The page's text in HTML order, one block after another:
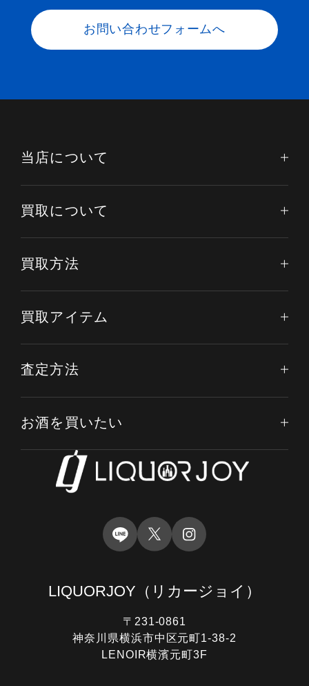
お問い合わせフォームへ
LIQUORJOY （リカージョイ）
〒231-0861
神奈川県横浜市中区元町1-38-2
LENOIR横濱元町3F
当店について
買取について
買取方法
買取アイテム
査定方法
お酒を買いたい